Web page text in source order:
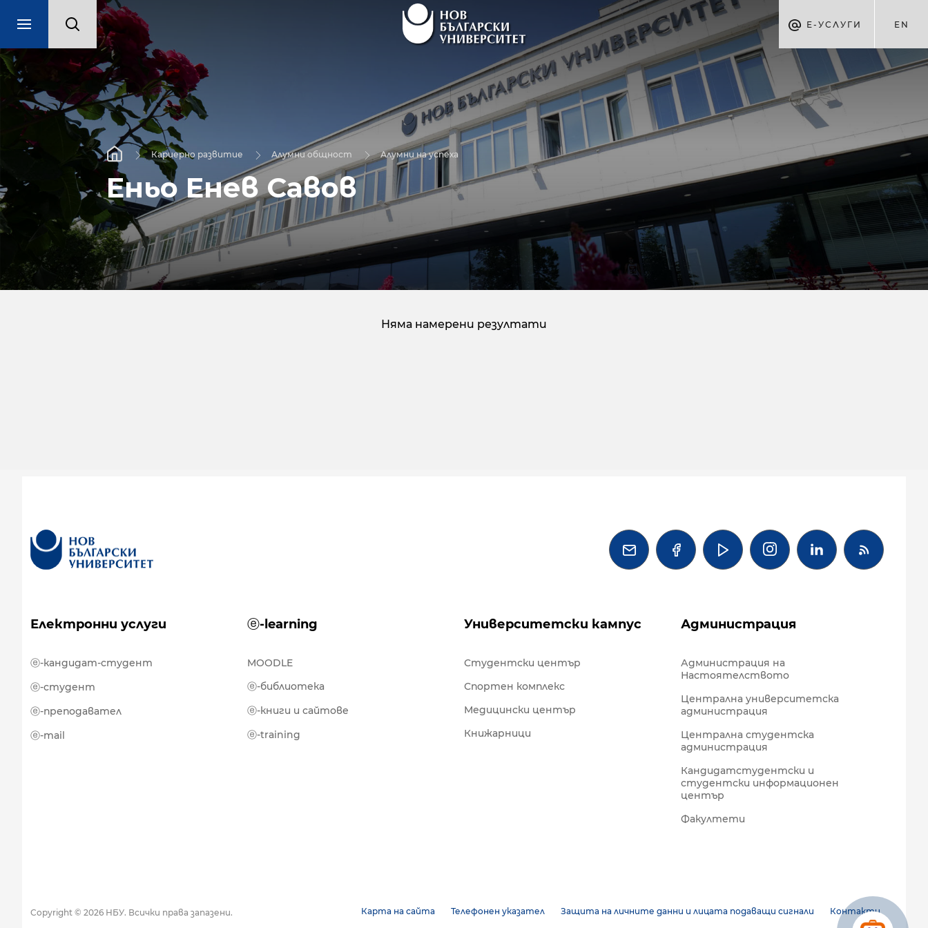
Е-УСЛУГИ EN
Кариерно развитие Алумни общност Алумни на успеха
Еньо Енев Савов
Няма намерени резултати
   
Електронни услуги ⓔ-learning Университетски кампус Администрация
ⓔ-кандидат-студент
ⓔ-студент
ⓔ-преподавател
ⓔ-mail
MOODLE
ⓔ-библиотека
ⓔ-книги и сайтове
ⓔ-training
Студентски център
Спортен комплекс
Медицински център
Книжарници
Администрация на
Настоятелството
Централна университетска
администрация
Централна студентска
администрация
Кандидатстудентски и
студентски информационен
център
Факултети
Карта на сайта Телефонен указател Защита на личните данни и лицата подаващи сигнали Контакти
Copyright © 2026 НБУ. Всички права запазени.